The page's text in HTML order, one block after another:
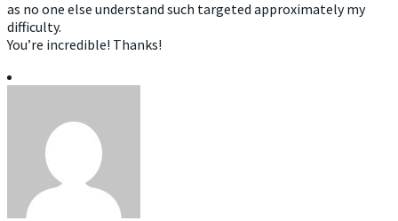
as no one else understand such targeted approximately my
difficulty.
You’re incredible! Thanks!